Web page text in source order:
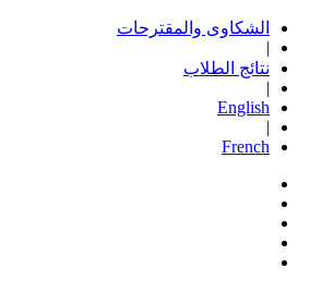
الشكاوى والمقترحات
|
نتائج الطلاب
|
English
|
French